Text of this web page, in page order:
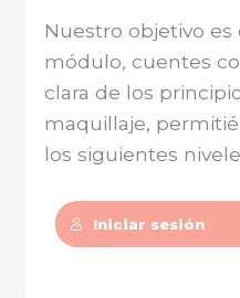
Nuestro objetivo es
módulo, cuentes
clara de los
maquillaje,
los siguientes
Iniciar sesión